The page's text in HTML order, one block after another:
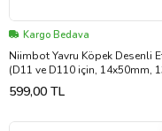
Kargo Bedava
Niimbot Yavru Köpek Desenli
(D11 ve D110 için, 14x50mm,
adet)
599,00 TL